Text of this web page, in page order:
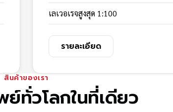
เลเวอเรจสูงสุด 1:100
รายละเอียด
สินค้าของเรา
ทั่วโลกในที่เดียว